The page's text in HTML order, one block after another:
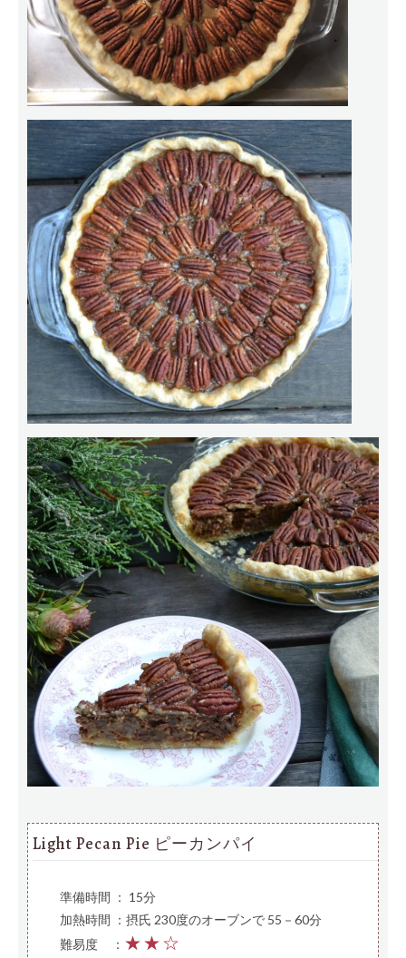
Light Pecan Pie ピーカンパイ
準備時間 ： 15分
加熱時間 ：摂氏 230度のオーブンで 55－60分
難易度
： ★★☆